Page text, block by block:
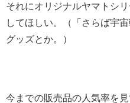
それにオリジナルヤマトシ
してほしい。（「さらば宇
グッズとか。）
今までの販売品の人気率を